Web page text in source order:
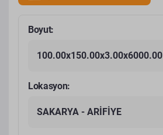
Boyut:
100.00x150.00x3.00x6000.00
Lokasyon:
SAKARYA - ARİFİYE